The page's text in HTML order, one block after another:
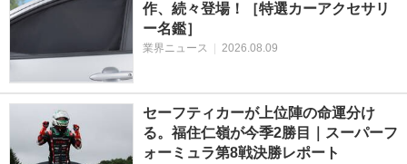
作、続々登場！［特選カーアクセサリ
ー名鑑］
業界ニュース 2026.08.09
セーフティカーが上位陣の命運分け
る。福住仁嶺が今季2勝目｜スーパーフ
ォーミュラ第8戦決勝レポート